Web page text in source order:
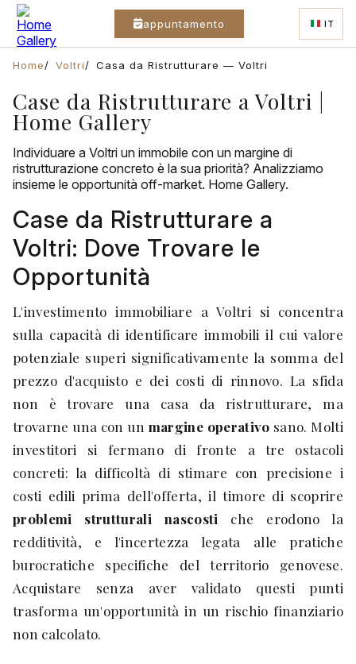
appuntamento IT
Home Voltri Casa da Ristrutturare — Voltri
Case da Ristrutturare a Voltri |
Home Gallery
Individuare a Voltri un immobile con un margine di
ristrutturazione concreto è la sua priorità? Analizziamo
insieme le opportunità off-market. Home Gallery.
Case da Ristrutturare a
Voltri: Dove Trovare le
Opportunità
L'investimento immobiliare a Voltri si concentra
sulla capacità di identificare immobili il cui valore
potenziale superi significativamente la somma del
prezzo d'acquisto e dei costi di rinnovo. La sfida
non è trovare una casa da ristrutturare, ma
trovarne una con un margine operativo sano. Molti
investitori si fermano di fronte a tre ostacoli
concreti: la difficoltà di stimare con precisione i
costi edili prima dell'offerta, il timore di scoprire
problemi strutturali nascosti che erodono la
redditività, e l'incertezza legata alle pratiche
burocratiche specifiche del territorio genovese.
Acquistare senza aver validato questi punti
trasforma un'opportunità in un rischio finanziario
non calcolato.